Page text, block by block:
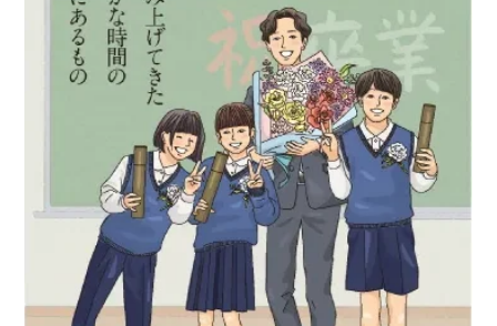
ス
タ
ン
プ
ラ
リ
制
作・
運
営